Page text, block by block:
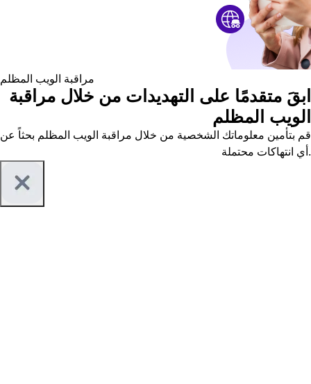
مراقبة الويب المظلم
ابقَ متقدمًا على التهديدات من خلال مراقبة
الويب المظلم
قم بتأمين معلوماتك الشخصية من خلال مراقبة الويب المظلم بحثاً عن
أي انتهاكات محتملة.